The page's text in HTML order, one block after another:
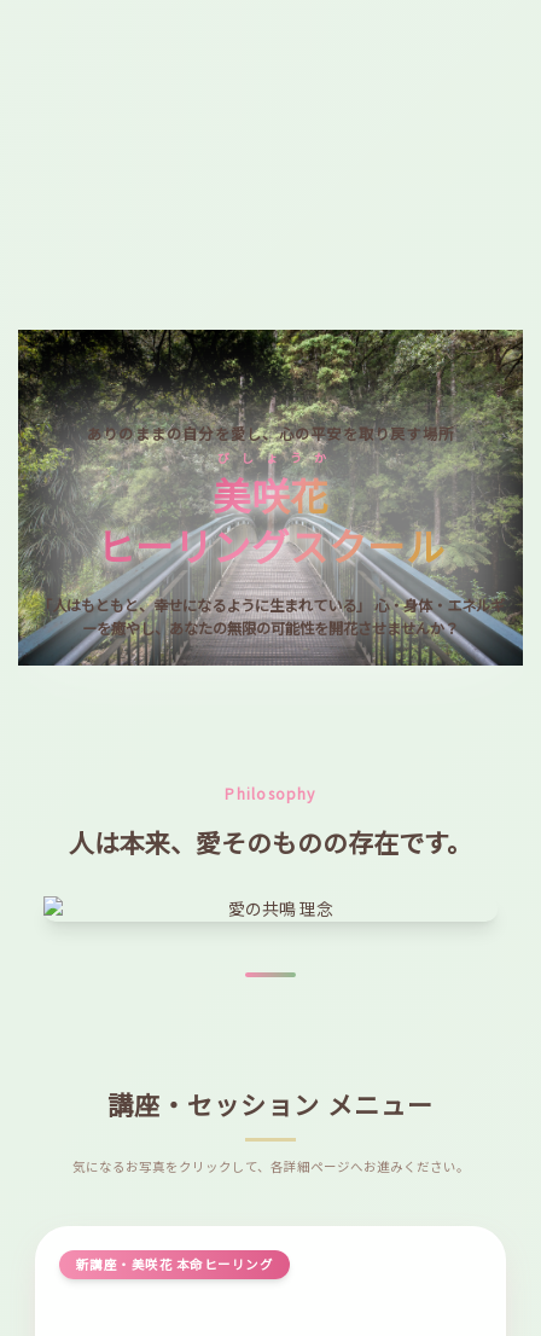
ありのままの自分を愛し、心の平安を取り戻す場所
び し ょ う か
美咲花
ヒーリングスクール
「人はもともと、幸せになるように生まれている」 心・身体・エネルギ
ーを癒やし、あなたの無限の可能性を開花させませんか？
Philosophy
人は本来、愛そのものの存在です。
講座・セッション メニュー
気になるお写真をクリックして、各詳細ページへお進みください。
新講座・美咲花 本命ヒーリング